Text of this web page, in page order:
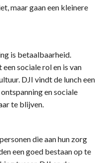
maar gaan een kleinere
is betaalbaarheid.
sociale rol en is van
DJI vindt de lunch een
en sociale
te blijven.
die aan hun zorg
een goed bestaan op te